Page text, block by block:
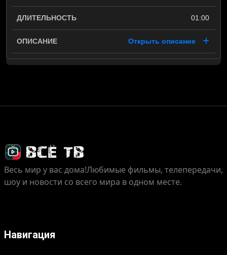
01:00
Открыть описание
Весь мир у вас дома!Любимые фильмы, телепередачи,
шоу и новости со всего мира в одном месте.
Навигация